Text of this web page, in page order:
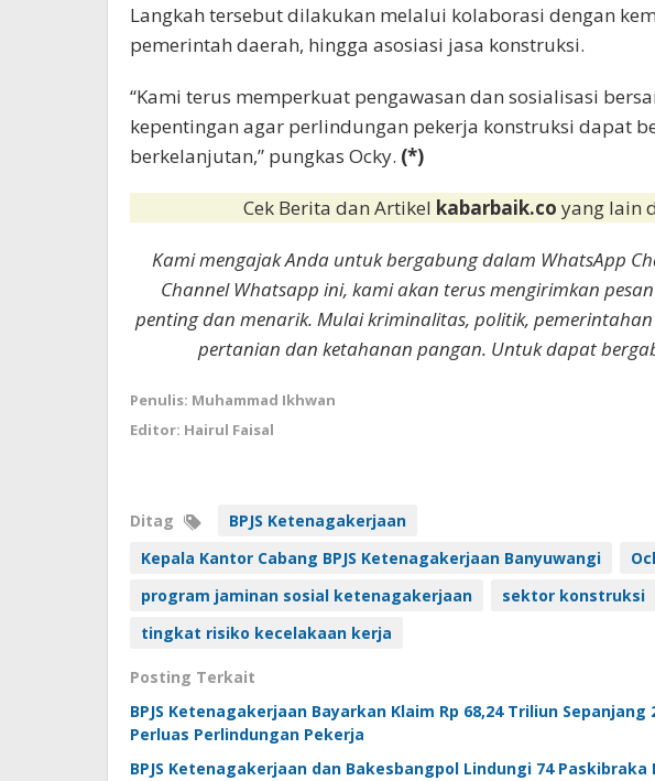
Langkah tersebut dilakukan melalui kolaborasi dengan
pemerintah daerah, hingga asosiasi jasa konstruksi.
“Kami terus memperkuat pengawasan dan sosialisasi
kepentingan agar perlindungan pekerja konstruksi dapat
berkelanjutan,” pungkas Ocky. (*)
Cek Berita dan Artikel kabarbaik.coyang lain
Kami mengajak Anda untuk bergabung dalam WhatsApp
Channel Whatsapp ini, kami akan terus mengirimkan
penting dan menarik. Mulai kriminalitas, politik,
pertanian dan ketahanan pangan. Untuk dapat
Penulis: Muhammad Ikhwan
Editor: Hairul Faisal
Ditag
BPJS Ketenagakerjaan
Kepala Kantor Cabang BPJS Ketenagakerjaan Banyuwangi
program jaminan sosial ketenagakerjaan
sektor konstruksi
tingkat risiko kecelakaan kerja
Posting Terkait
BPJS Ketenagakerjaan Bayarkan Klaim Rp 68,24 Triliun
Perluas Perlindungan Pekerja
BPJS Ketenagakerjaan dan Bakesbangpol Lindungi 74 Paskibraka